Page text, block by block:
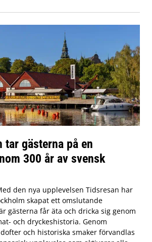
tar gästerna på en
300 år av svensk
den nya upplevelsen Tidsresan har
skapat ett omslutande
gästerna får äta och dricka sig genom
och dryckeshistoria. Genom
och historiska smaker förvandlas